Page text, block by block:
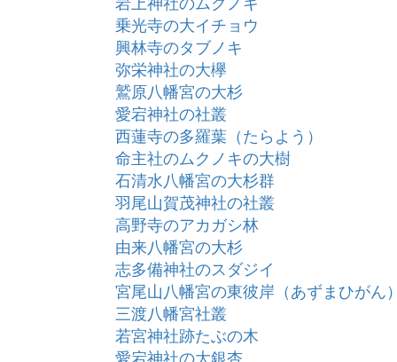
乗光寺の大イチョウ
興林寺のタブノキ
弥栄神社の大欅
鷲原八幡宮の大杉
愛宕神社の社叢
西蓮寺の多羅葉（たらよう）
命主社のムクノキの大樹
石清水八幡宮の大杉群
羽尾山賀茂神社の社叢
高野寺のアカガシ林
由来八幡宮の大杉
志多備神社のスダジイ
宮尾山八幡宮の東彼岸（あずまひがん
三渡八幡宮社叢
若宮神社跡たぶの木
愛宕神社の大銀杏